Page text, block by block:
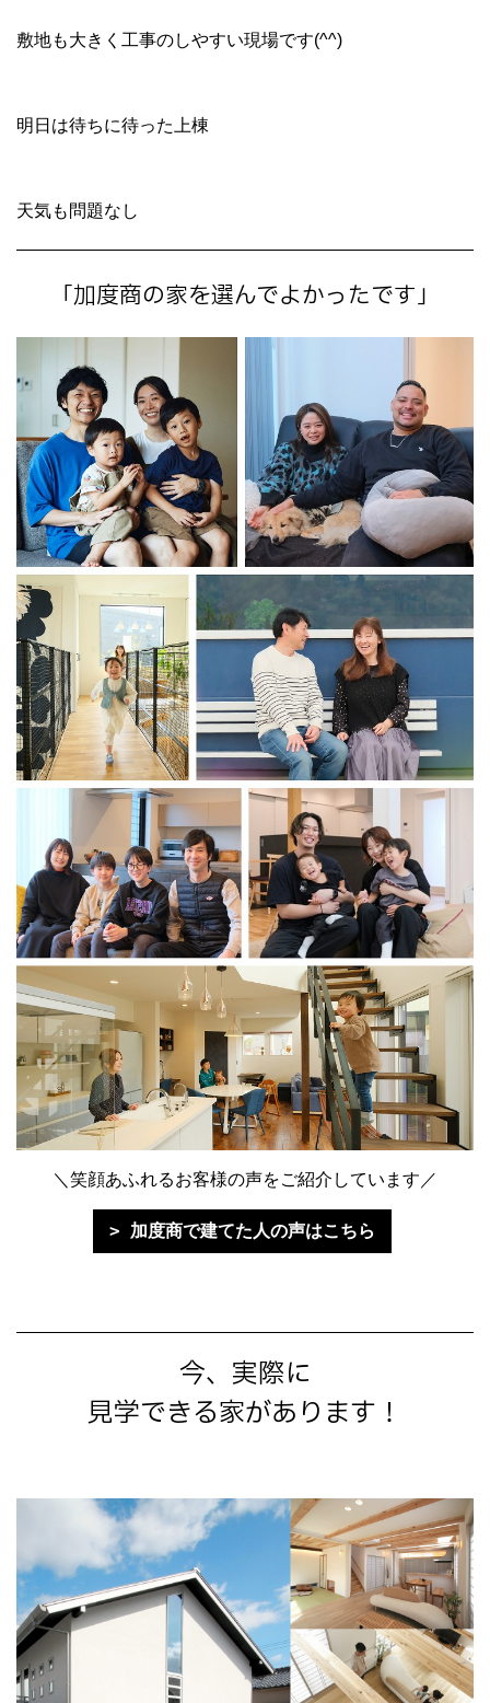
敷地も大きく工事のしやすい現場です(^^)
明日は待ちに待った上棟
天気も問題なし
「加度商の家を選んでよかったです」
＼笑顔あふれるお客様の声をご紹介しています／
加度商で建てた人の声はこちら
今、実際に
見学できる家があります！